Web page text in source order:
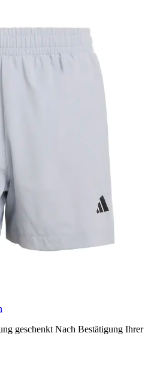
geschenkt Nach Bestätigung Ihrer